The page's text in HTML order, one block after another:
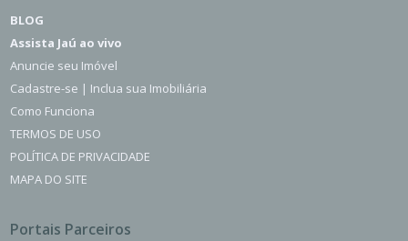
BLOG
Assista Jaú ao vivo
Anuncie seu Imóvel
Cadastre-se | Inclua sua Imobiliária
Como Funciona
TERMOS DE USO
POLÍTICA DE PRIVACIDADE
MAPA DO SITE
Portais Parceiros